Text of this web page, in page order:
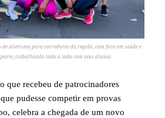
atletismo para corredores da região, com foco em saúde e
trabalhando lado a lado com seus alunos.
que recebeu de patrocinadores
pudesse competir em provas
celebra a chegada de um novo